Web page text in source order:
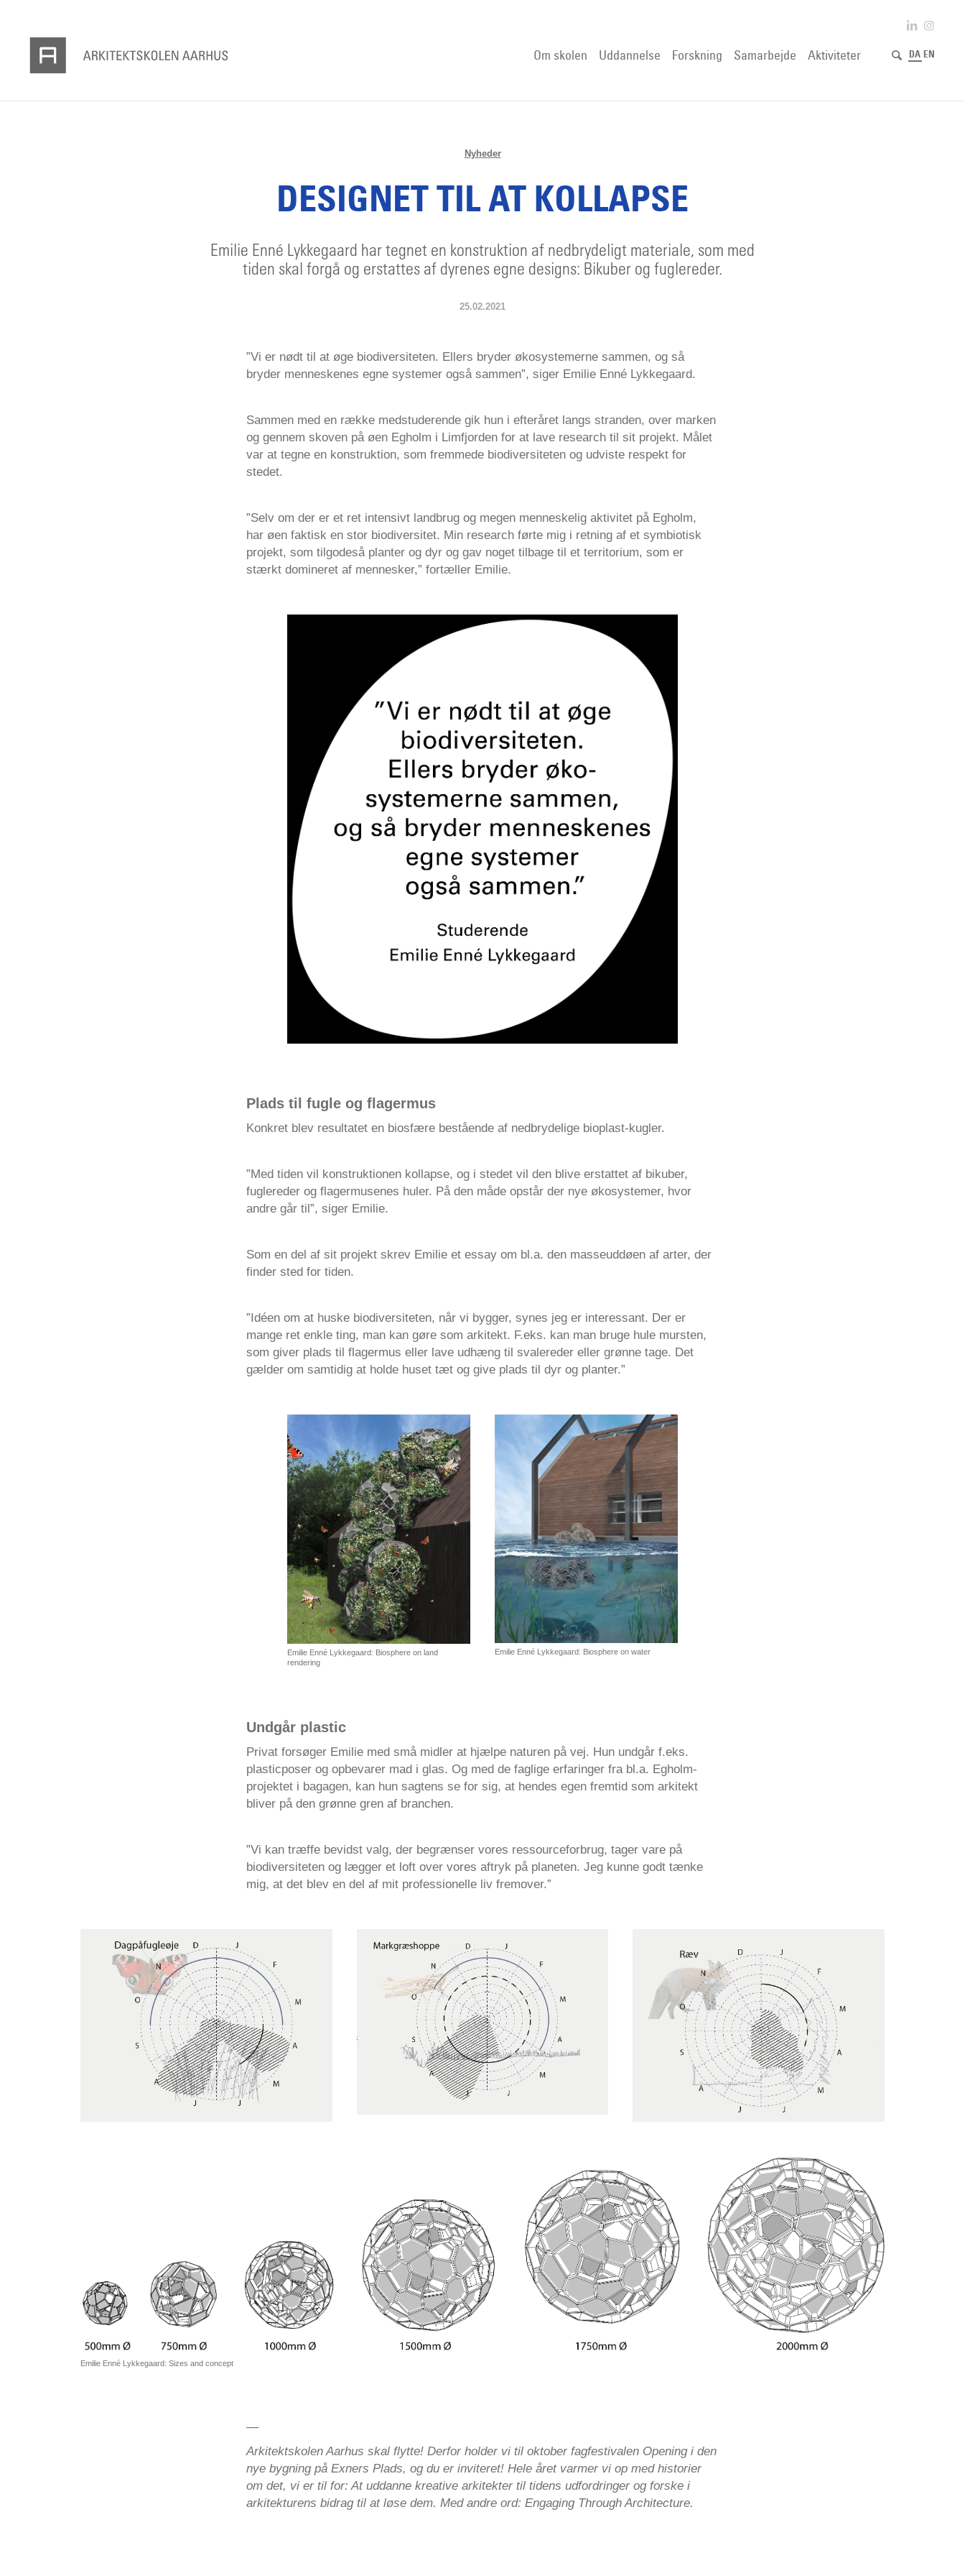
Om skolen Uddannelse Forskning Samarbejde Aktiviteter DA EN
Nyheder
DESIGNET TIL AT KOLLAPSE
Emilie Enné Lykkegaard har tegnet en konstruktion af nedbrydeligt materiale, som med
tiden skal forgå og erstattes af dyrenes egne designs: Bikuber og fuglereder.
25.02.2021
”Vi er nødt til at øge biodiversiteten. Ellers bryder økosystemerne sammen, og så
bryder menneskenes egne systemer også sammen”, siger Emilie Enné Lykkegaard.
Sammen med en række medstuderende gik hun i efteråret langs stranden, over marken
og gennem skoven på øen Egholm i Limfjorden for at lave research til sit projekt. Målet
var at tegne en konstruktion, som fremmede biodiversiteten og udviste respekt for
stedet.
”Selv om der er et ret intensivt landbrug og megen menneskelig aktivitet på Egholm,
har øen faktisk en stor biodiversitet. Min research førte mig i retning af et symbiotisk
projekt, som tilgodeså planter og dyr og gav noget tilbage til et territorium, som er
stærkt domineret af mennesker,” fortæller Emilie.
Plads til fugle og flagermus
Konkret blev resultatet en biosfære bestående af nedbrydelige bioplast-kugler.
”Med tiden vil konstruktionen kollapse, og i stedet vil den blive erstattet af bikuber,
fuglereder og flagermusenes huler. På den måde opstår der nye økosystemer, hvor
andre går til”, siger Emilie.
Som en del af sit projekt skrev Emilie et essay om bl.a. den masseuddøen af arter, der
finder sted for tiden.
”Idéen om at huske biodiversiteten, når vi bygger, synes jeg er interessant. Der er
mange ret enkle ting, man kan gøre som arkitekt. F.eks. kan man bruge hule mursten,
som giver plads til flagermus eller lave udhæng til svalereder eller grønne tage. Det
gælder om samtidig at holde huset tæt og give plads til dyr og planter.”
Emilie Enné Lykkegaard: Biosphere on land
rendering
Emilie Enné Lykkegaard: Biosphere on water
Undgår plastic
Privat forsøger Emilie med små midler at hjælpe naturen på vej. Hun undgår f.eks.
plasticposer og opbevarer mad i glas. Og med de faglige erfaringer fra bl.a. Egholm-
projektet i bagagen, kan hun sagtens se for sig, at hendes egen fremtid som arkitekt
bliver på den grønne gren af branchen.
”Vi kan træffe bevidst valg, der begrænser vores ressourceforbrug, tager vare på
biodiversiteten og lægger et loft over vores aftryk på planeten. Jeg kunne godt tænke
mig, at det blev en del af mit professionelle liv fremover.”
Emilie Enné Lykkegaard: Sizes and concept
—
Arkitektskolen Aarhus skal flytte! Derfor holder vi til oktober fagfestivalen Opening i den
nye bygning på Exners Plads, og du er inviteret! Hele året varmer vi op med historier
om det, vi er til for: At uddanne kreative arkitekter til tidens udfordringer og forske i
arkitekturens bidrag til at løse dem. Med andre ord: Engaging Through Architecture.